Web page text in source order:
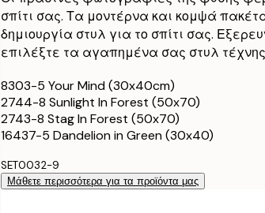
σπίτι σας. Τα μοντέρνα και κομψά
δημιουργία στυλ για το σπίτι σας.
επιλέξτε τα αγαπημένα σας στυλ
8303-5 Your Mind (30x40cm)
2744-8 Sunlight In Forest (50x70)
2743-8 Stag In Forest (50x70)
16437-5 Dandelion in Green (30x40)
SET0032-9
Μάθετε περισσότερα για τα προϊόντα μας